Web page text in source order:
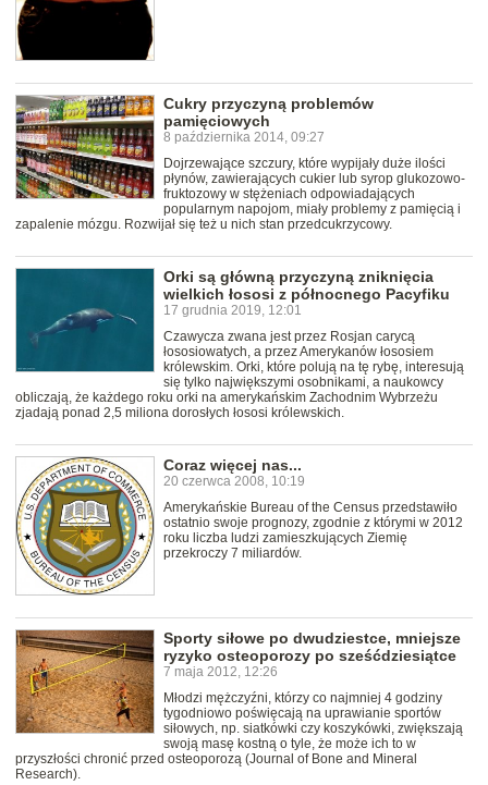
Cukry przyczyną problemów
pamięciowych
8 października 2014, 09:27
Dojrzewające szczury, które wypijały duże ilości
płynów, zawierających cukier lub syrop glukozowo-
fruktozowy w stężeniach odpowiadających
popularnym napojom, miały problemy z pamięcią i
zapalenie mózgu. Rozwijał się też u nich stan przedcukrzycowy.
Orki są główną przyczyną zniknięcia
wielkich łososi z północnego Pacyfiku
17 grudnia 2019, 12:01
Czawycza zwana jest przez Rosjan carycą
łososiowatych, a przez Amerykanów łososiem
królewskim. Orki, które polują na tę rybę, interesują
się tylko największymi osobnikami, a naukowcy
obliczają, że każdego roku orki na amerykańskim Zachodnim Wybrzeżu
zjadają ponad 2,5 miliona dorosłych łososi królewskich.
Coraz więcej nas...
20 czerwca 2008, 10:19
Amerykańskie Bureau of the Census przedstawiło
ostatnio swoje prognozy, zgodnie z którymi w 2012
roku liczba ludzi zamieszkujących Ziemię
przekroczy 7 miliardów.
Sporty siłowe po dwudziestce, mniejsze
ryzyko osteoporozy po sześćdziesiątce
7 maja 2012, 12:26
Młodzi mężczyźni, którzy co najmniej 4 godziny
tygodniowo poświęcają na uprawianie sportów
siłowych, np. siatkówki czy koszykówki, zwiększają
swoją masę kostną o tyle, że może ich to w
przyszłości chronić przed osteoporozą (Journal of Bone and Mineral
Research).